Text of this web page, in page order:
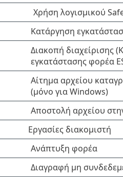
Χρήση λογισμικού
Κατάργηση
Διακοπή διαχείρισης
εγκατάστασης φορέα
Αίτημα αρχείου
(μόνο για Windows)
Αποστολή αρχείου
Εργασίες διακομιστή
Ανάπτυξη φορέα
Διαγραφή μη